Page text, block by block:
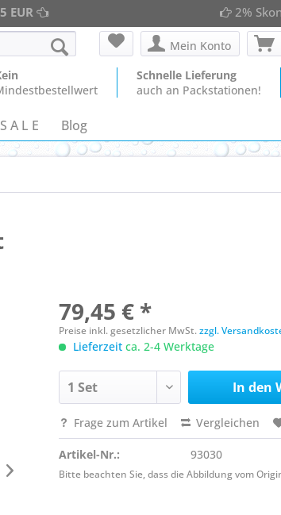
EUR 2%
Mein Konto
Schnelle Lieferung
auch an Packstationen!
S A L E Blog
79,45 € *
Preise inkl. gesetzlicher MwSt.zzgl.
Lieferzeit ca. 2-4 Werktage
In den
Frage zum Artikel Vergleichen
Artikel-Nr.: 93030
Bitte beachten Sie, dass die Abbildung vom